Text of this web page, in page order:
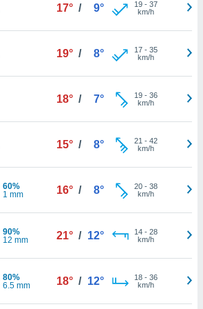
17° / 9° 19- 37
km/h
19° / 8° 17- 35
km/h
18° / 7° 19- 36
km/h
15° / 8° 21 - 42
km/h
60%
1 mm
16° / 8° 20- 38
km/h
90%
12 mm
21° / 12° 14- 28
km/h
80%
6.5 mm
18° / 12° 18- 36
km/h